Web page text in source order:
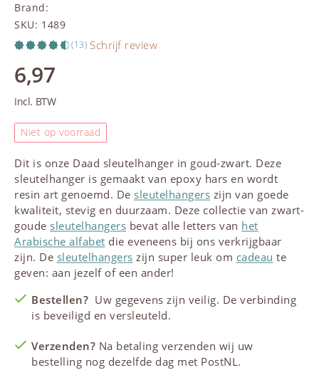
Brand:
SKU: 1489
(13) Schrijf review
6,97
Incl. BTW
Niet op voorraad
Dit is onze Daad sleutelhanger in goud-zwart. Deze
sleutelhanger is gemaakt van epoxy hars en wordt
resin art genoemd. Desleutelhangers zijn van goede
kwaliteit, stevig en duurzaam. Deze collectie van zwart-
goudesleutelhangers bevat alle letters van het
Arabische alfabet die eveneens bij ons verkrijgbaar
zijn. De sleutelhangers zijn super leuk om cadeau te
geven: aan jezelf of een ander!
Bestellen? Uw gegevens zijn veilig. De verbinding
is beveiligd en versleuteld.
Verzenden? Na betaling verzenden wij uw
bestelling nog dezelfde dag met PostNL.